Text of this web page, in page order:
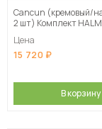
Cancun (кремовый/
2 шт) Комплект
Цена
15 720
В корзину